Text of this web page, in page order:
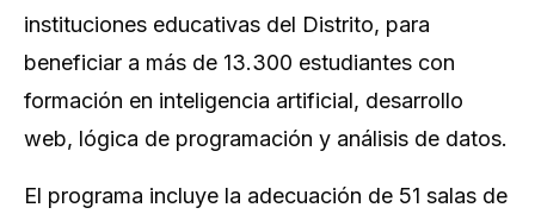
instituciones educativas del Distrito, para
beneficiar a más de 13.300 estudiantes con
formación en inteligencia artificial, desarrollo
web, lógica de programación y análisis de datos.
El programa incluye la adecuación de 51 salas de